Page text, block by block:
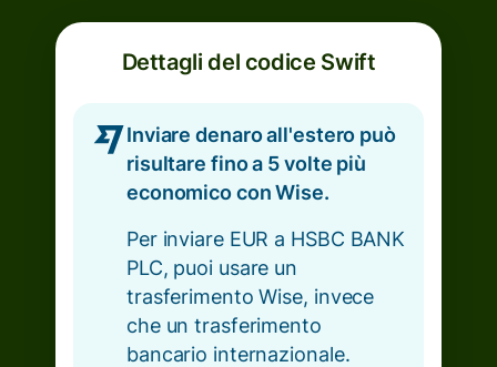
Dettagli del codice Swift
Inviare denaro all'estero può
risultare fino a 5 volte più
economico con Wise.
Per inviare EUR a HSBC BANK
PLC, puoi usare un
trasferimento Wise, invece
che un trasferimento
bancario internazionale.